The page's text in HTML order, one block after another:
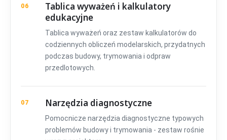
06
Tablica wyważeń i kalkulatory
edukacyjne
Tablica wyważeń oraz zestaw kalkulatorów do
codziennych obliczeń modelarskich, przydatnych
podczas budowy, trymowania i odpraw
przedlotowych.
07 Narzędzia diagnostyczne
Pomocnicze narzędzia diagnostyczne typowych
problemów budowy i trymowania - zestaw rośnie